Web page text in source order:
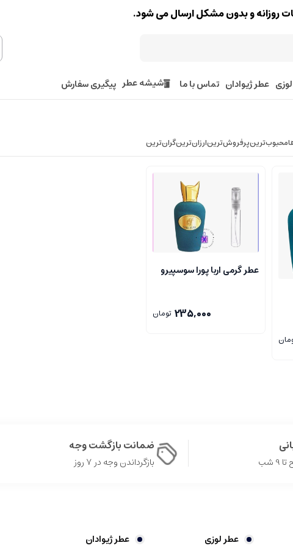
روزانه و بدون مشکل ارسال می شود.
عطر ژیوادان تماس با ما شیشه عطر پیگیری سفارش
محبوب‌‌ترینپرفروش‌ترینارزان‌ترینگران‌ترین
عطر گرمی اربا پورا سوسپیرو
235,000 تومان
ضمانت بازگشت وجه
بازگرداندن وجه در ۷ روز
عطر لوزی عطر ژیوادان